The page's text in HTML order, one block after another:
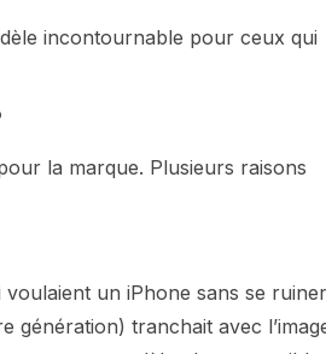
incontournable pour ceux qui
la marque. Plusieurs raisons
voulaient un iPhone sans se
génération) tranchait avec